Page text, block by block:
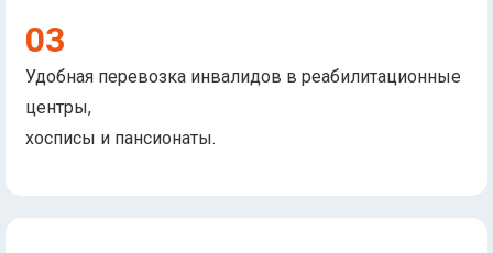
03
Удобная перевозка инвалидов в реабилитационные
центры,
хосписы и пансионаты.